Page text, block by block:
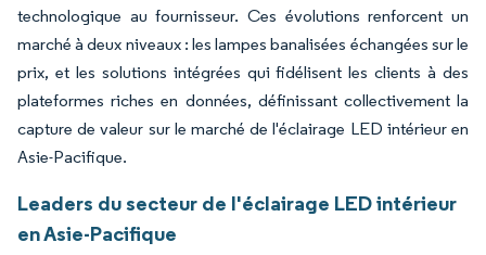
technologique au fournisseur. Ces évolutions renforcent un
marché à deux niveaux : les lampes banalisées échangées sur le
prix, et les solutions intégrées qui fidélisent les clients à des
plateformes riches en données, définissant collectivement la
capture de valeur sur le marché de l'éclairage LED intérieur en
Asie-Pacifique.
Leaders du secteur de l'éclairage LED intérieur
en Asie-Pacifique